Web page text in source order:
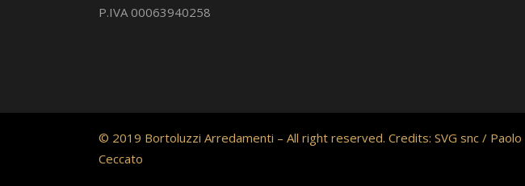
P.IVA 00063940258
© 2019 Bortoluzzi Arredamenti – All right reserved. Credits: SVG snc / Paolo
Ceccato